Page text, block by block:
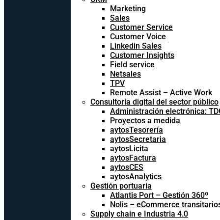
Marketing
Sales
Customer Service
Customer Voice
Linkedin Sales
Customer Insights
Field service
Netsales
TPV
Remote Assist – Active Work
Consultoría digital del sector público
Administración electrónica:
Proyectos a medida
aytosTesorería
aytosSecretaria
aytosLicita
aytosFactura
aytosCES
aytosAnalytics
Gestión portuaria
Atlantis Port – Gestión 360º
Nolis – eCommerce
Supply chain e Industria 4.0